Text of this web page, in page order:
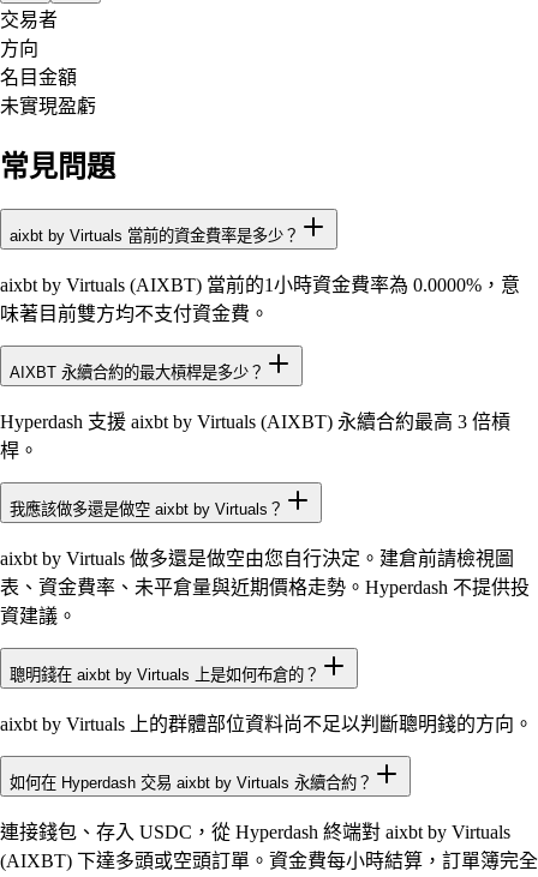
交易者
方向
名目金額
未實現盈虧
常見問題
aixbt by Virtuals 當前的資金費率是多少？
aixbt by Virtuals (AIXBT) 當前的1小時資金費率為 0.0000%，意
味著目前雙方均不支付資金費。
AIXBT 永續合約的最大槓桿是多少？
Hyperdash 支援 aixbt by Virtuals (AIXBT) 永續合約最高 3 倍槓
桿。
我應該做多還是做空 aixbt by Virtuals？
aixbt by Virtuals 做多還是做空由您自行決定。建倉前請檢視圖
表、資金費率、未平倉量與近期價格走勢。Hyperdash 不提供投
資建議。
聰明錢在 aixbt by Virtuals 上是如何布倉的？
aixbt by Virtuals 上的群體部位資料尚不足以判斷聰明錢的方向。
如何在 Hyperdash 交易 aixbt by Virtuals 永續合約？
連接錢包、存入 USDC，從 Hyperdash 終端對 aixbt by Virtuals
(AIXBT) 下達多頭或空頭訂單。資金費每小時結算，訂單簿完全